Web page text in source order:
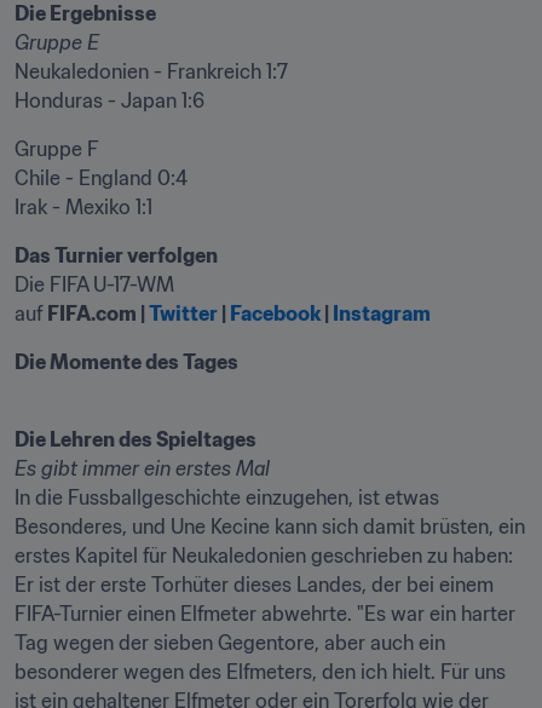
Die Ergebnisse
Gruppe E
Neukaledonien - Frankreich 1:7
Honduras - Japan 1:6
Gruppe F
Chile - England 0:4
Irak - Mexiko 1:1
Das Turnier verfolgen
Die FIFA U-17-WM
auf FIFA.com | Twitter Facebook |
Instagram
Die Momente des Tages
Die Lehren des Spieltages
Es gibt immer ein erstes Mal
In die Fussballgeschichte einzugehen, ist etwas
Besonderes, und Une Kecine kann sich damit brüsten, ein
erstes Kapitel für Neukaledonien geschrieben zu haben:
Er ist der erste Torhüter dieses Landes, der bei einem
FIFA-Turnier einen Elfmeter abwehrte. "Es war ein harter
Tag wegen der sieben Gegentore, aber auch ein
besonderer wegen des Elfmeters, den ich hielt. Für uns
ist ein gehaltener Elfmeter oder ein Torerfolg wie der